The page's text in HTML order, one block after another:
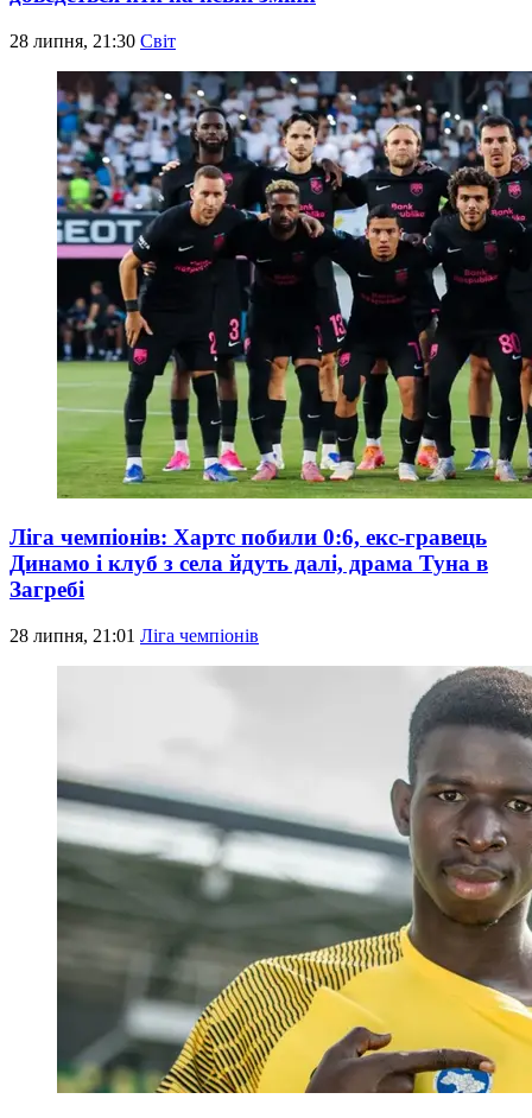
28 липня, 21:30 Світ
Ліга чемпіонів: Хартс побили 0:6, екс-гравець
Динамо і клуб з села йдуть далі, драма Туна в
Загребі
28 липня, 21:01 Ліга чемпіонів